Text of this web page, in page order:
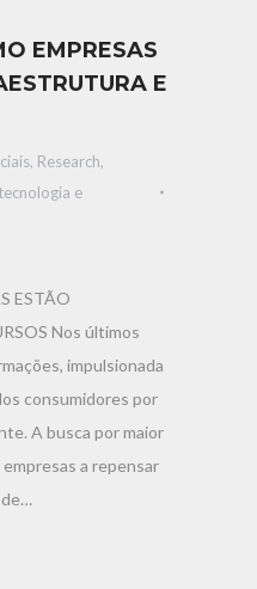
EMPRESAS
E
, Research,
e
ESTÃO
Nos últimos
impulsionada
consumidores por
A busca por maior
a repensar
de…